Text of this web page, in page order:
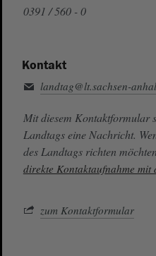
0391 / 560 - 0
Kontakt
landtag@lt.sachsen-
Mit diesem Kontaktformular
Landtags eine Nachricht.
des Landtags richten
direkte Kontaktaufnahme mit
zum Kontaktformular